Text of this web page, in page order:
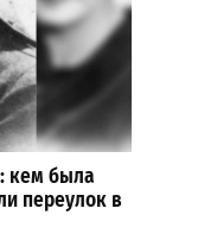
кем была
переулок в